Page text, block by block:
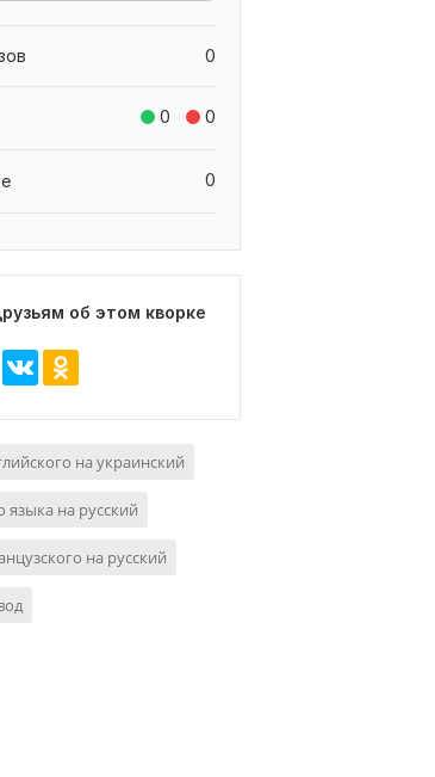
0
0 0
0
об этом кворке
на украинский
языка на русский
на русский